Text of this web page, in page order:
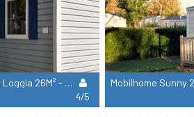
Mobilhome Loggia 26M² - Confort - 2 Habitaciones + Terraza Cubierta + Tv
4/5